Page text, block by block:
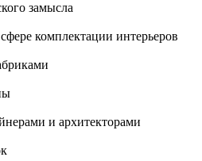
замысла
комплектации интерьеров
и архитекторами